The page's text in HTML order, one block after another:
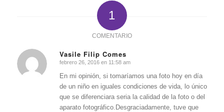
1
COMENTARIO
Vasile Filip Comes
Dice:
febrero 26, 2016 en 11:58 am
En mi opinión, si tomaríamos una foto hoy en día
de un niño en iguales condiciones de vida, lo único
que se diferenciara seria la calidad de la foto o del
aparato fotográfico.Desgraciadamente, tuve que